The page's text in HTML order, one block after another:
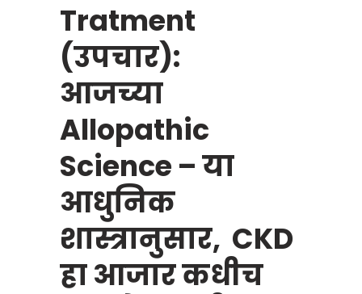
Tratment
(उपचार):
आजच्या
Allopathic
Science – या
आधुनिक
शास्त्रानुसार, CKD
हा आजार कधीच